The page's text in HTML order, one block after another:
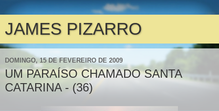
JAMES PIZARRO
DOMINGO, 15 DE FEVEREIRO DE 2009
UM PARAÍSO CHAMADO SANTA
CATARINA - (36)